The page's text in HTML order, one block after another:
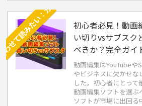
初心者必見！動画
い切りvsサブスク
べきか？完全ガイ
動画編集はYouTubeや
やビジネスに欠かせな
した。初心者にとっ
動画編集ソフトを選ぶ
ソフトが市場に出回る